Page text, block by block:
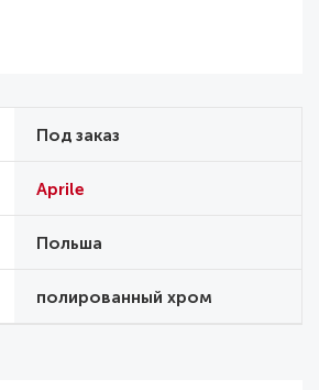
Под заказ
Aprile
Польша
полированный хром